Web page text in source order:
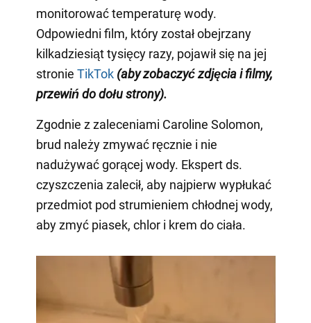
monitorować temperaturę wody.
Odpowiedni film, który został obejrzany
kilkadziesiąt tysięcy razy, pojawił się na jej
stronie TikTok (aby zobaczyć zdjęcia i filmy,
przewiń do dołu strony).
Zgodnie z zaleceniami Caroline Solomon,
brud należy zmywać ręcznie i nie
nadużywać gorącej wody. Ekspert ds.
czyszczenia zalecił, aby najpierw wypłukać
przedmiot pod strumieniem chłodnej wody,
aby zmyć piasek, chlor i krem do ciała.